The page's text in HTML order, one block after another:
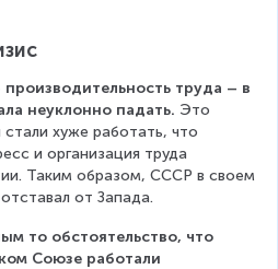
труда – в
неуклонно падать. Это
хуже работать, что
и организация труда
Таким образом, СССР в своем
от Запада.
то обстоятельство, что
Союзе работали